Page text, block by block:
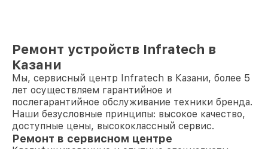
Ремонт устройств Infratech в
Казани
Мы, сервисный центр Infratech в Казани, более 5
лет осуществляем гарантийное и
послегарантийное обслуживание техники бренда.
Наши безусловные принципы: высокое качество,
доступные цены, высококлассный сервис.
Ремонт в сервисном центре